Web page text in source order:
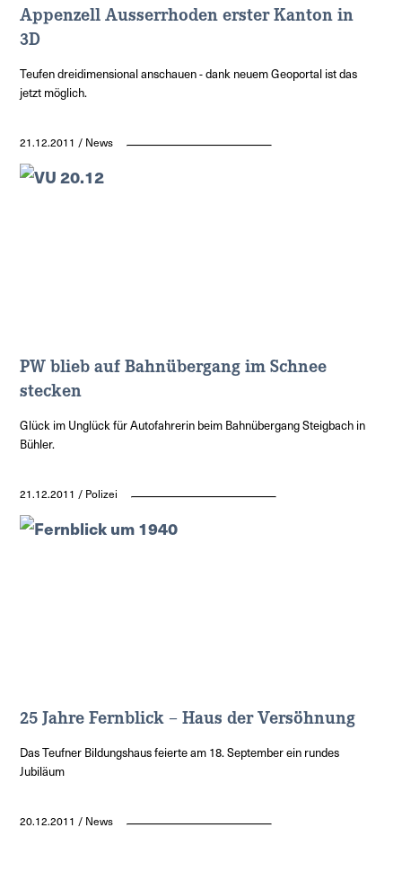
Appenzell Ausserrhoden erster Kanton in
3D
Teufen dreidimensional anschauen - dank neuem Geoportal ist das
jetzt möglich.
21.12.2011 / News
PW blieb auf Bahnübergang im Schnee
stecken
Glück im Unglück für Autofahrerin beim Bahnübergang Steigbach in
Bühler.
21.12.2011 / Polizei
25 Jahre Fernblick – Haus der Versöhnung
Das Teufner Bildungshaus feierte am 18. September ein rundes
Jubiläum
20.12.2011 / News